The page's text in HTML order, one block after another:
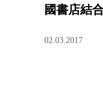
國書店結
02.03.2017